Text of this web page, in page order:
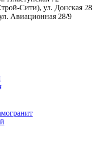
Сити), ул. Донская 28
Авиационная 28/9